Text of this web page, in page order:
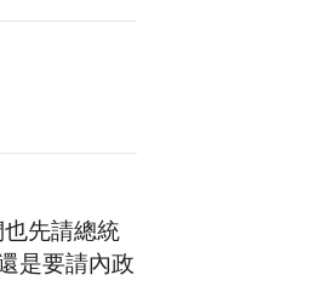
先請總統
是要請內政